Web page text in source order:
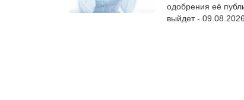
одобрения её
выйдет -